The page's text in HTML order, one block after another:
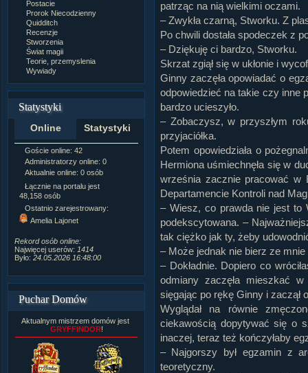
Postacie
Prorok Niecodzienny
Quidditch
Recenzje
Stworzenia
Świat magii
Teorie, przemyslenia
Wywiady
Statystyki
Online Statystyki
Goście online: 42
Administratorzy online: 0
Aktualnie online: 0 osób
Łącznie na portalu jest
48,158 osób
Ostatnio zarejestrowany:
Amelia Lajonet
Rekord osób online:
Najwięcej userów: 1414
Było: 24.05.2026 16:48:00
Napisanych artykułów:1,087
Dodanych newsów:10,564
Tematów na forum:3,921
Postów na forum:319,637
Komentarzy do materiałów:
Rozdanych pochwał:3,327
Wlepionych ostrzeżeń: 4,170
Puchar Domów
Aktualnym mistrzem domów jest
GRYFFINDOR!
patrząc na nią wielkimi oczami.
– Zwykła czarną, Stworku. Z
Po chwili dostała spodeczek z
– Dziękuję ci bardzo, Stworku.
Skrzat zgiął się w ukłonie i
Ginny zaczęła opowiadać o
odpowiedzieć na takie czy inne
bardzo ucieszyło.
– Zobaczysz, w przyszłym
przyjaciółka.
Potem opowiedziała o
Hermiona uśmiechnęła się w
września zacznie pracować w
Departamencie Kontroli nad
– Wiesz, co prawda nie jest to
podekscytowana. –
tak ciężko jak ty, żeby
– Może jednak nie bierz ze mnie
– Dokładnie. Dopiero co
odmiany zaczęła mieszkać
sięgając po rękę Ginny i zaczął
Wyglądał na równie
ciekawością dopytywać się o
inaczej, teraz też kończyłaby
– Najgorszy był egzamin z
teoretyczny.